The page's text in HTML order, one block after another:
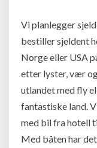
Vi planlegger
bestiller sjeldent
Norge eller USA
etter lyster, vær
utlandet med fly
fantastiske land.
med bil fra hotell
Med båten har